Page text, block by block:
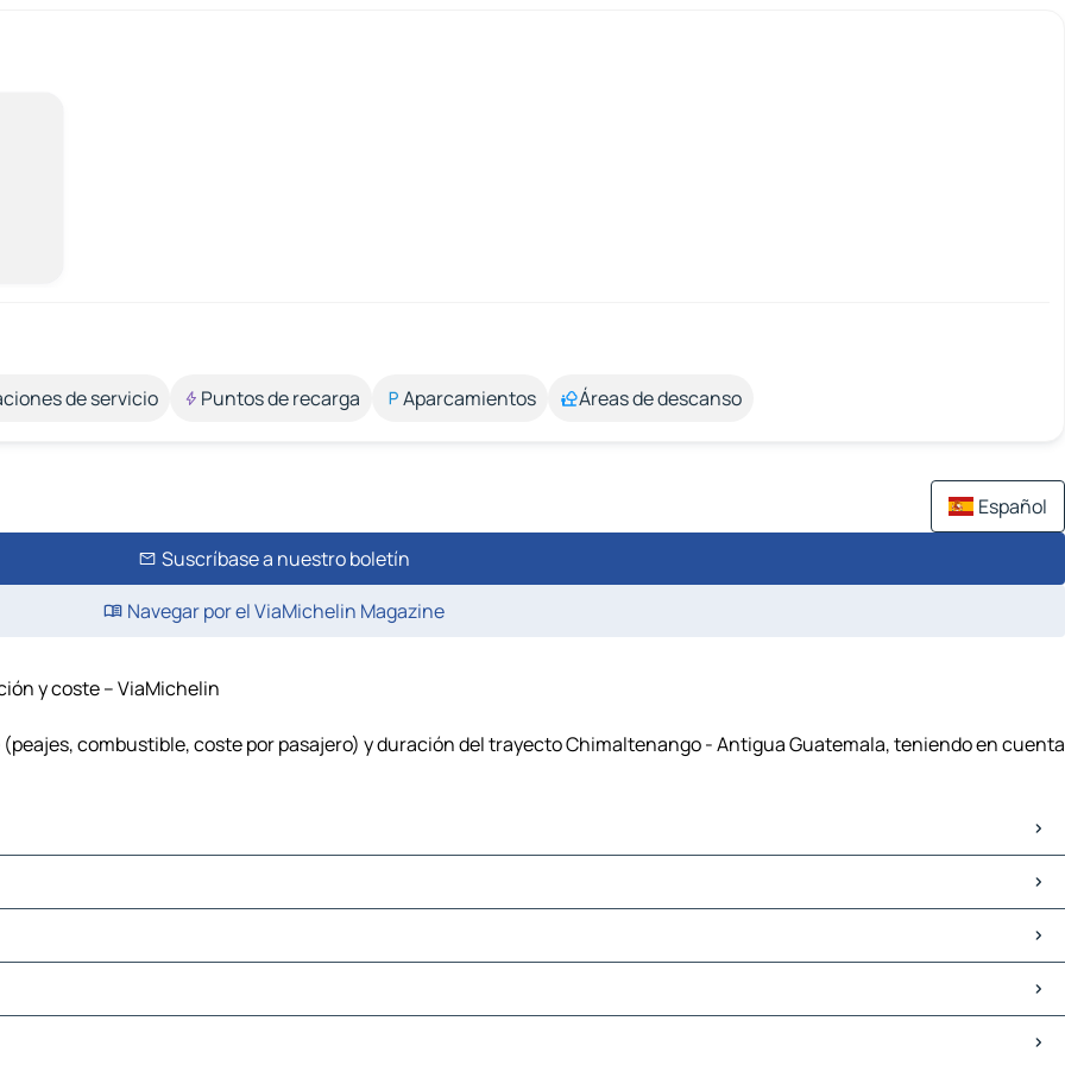
de servicio Puntos de recarga Aparcamientos Áreas de descanso
Español
Suscríbase a nuestro boletín
Navegar por el ViaMichelin Magazine
y coste – ViaMichelin
combustible, coste por pasajero) y duración del trayecto Chimaltenango - Antigua Guatemala, teniendo en cuenta